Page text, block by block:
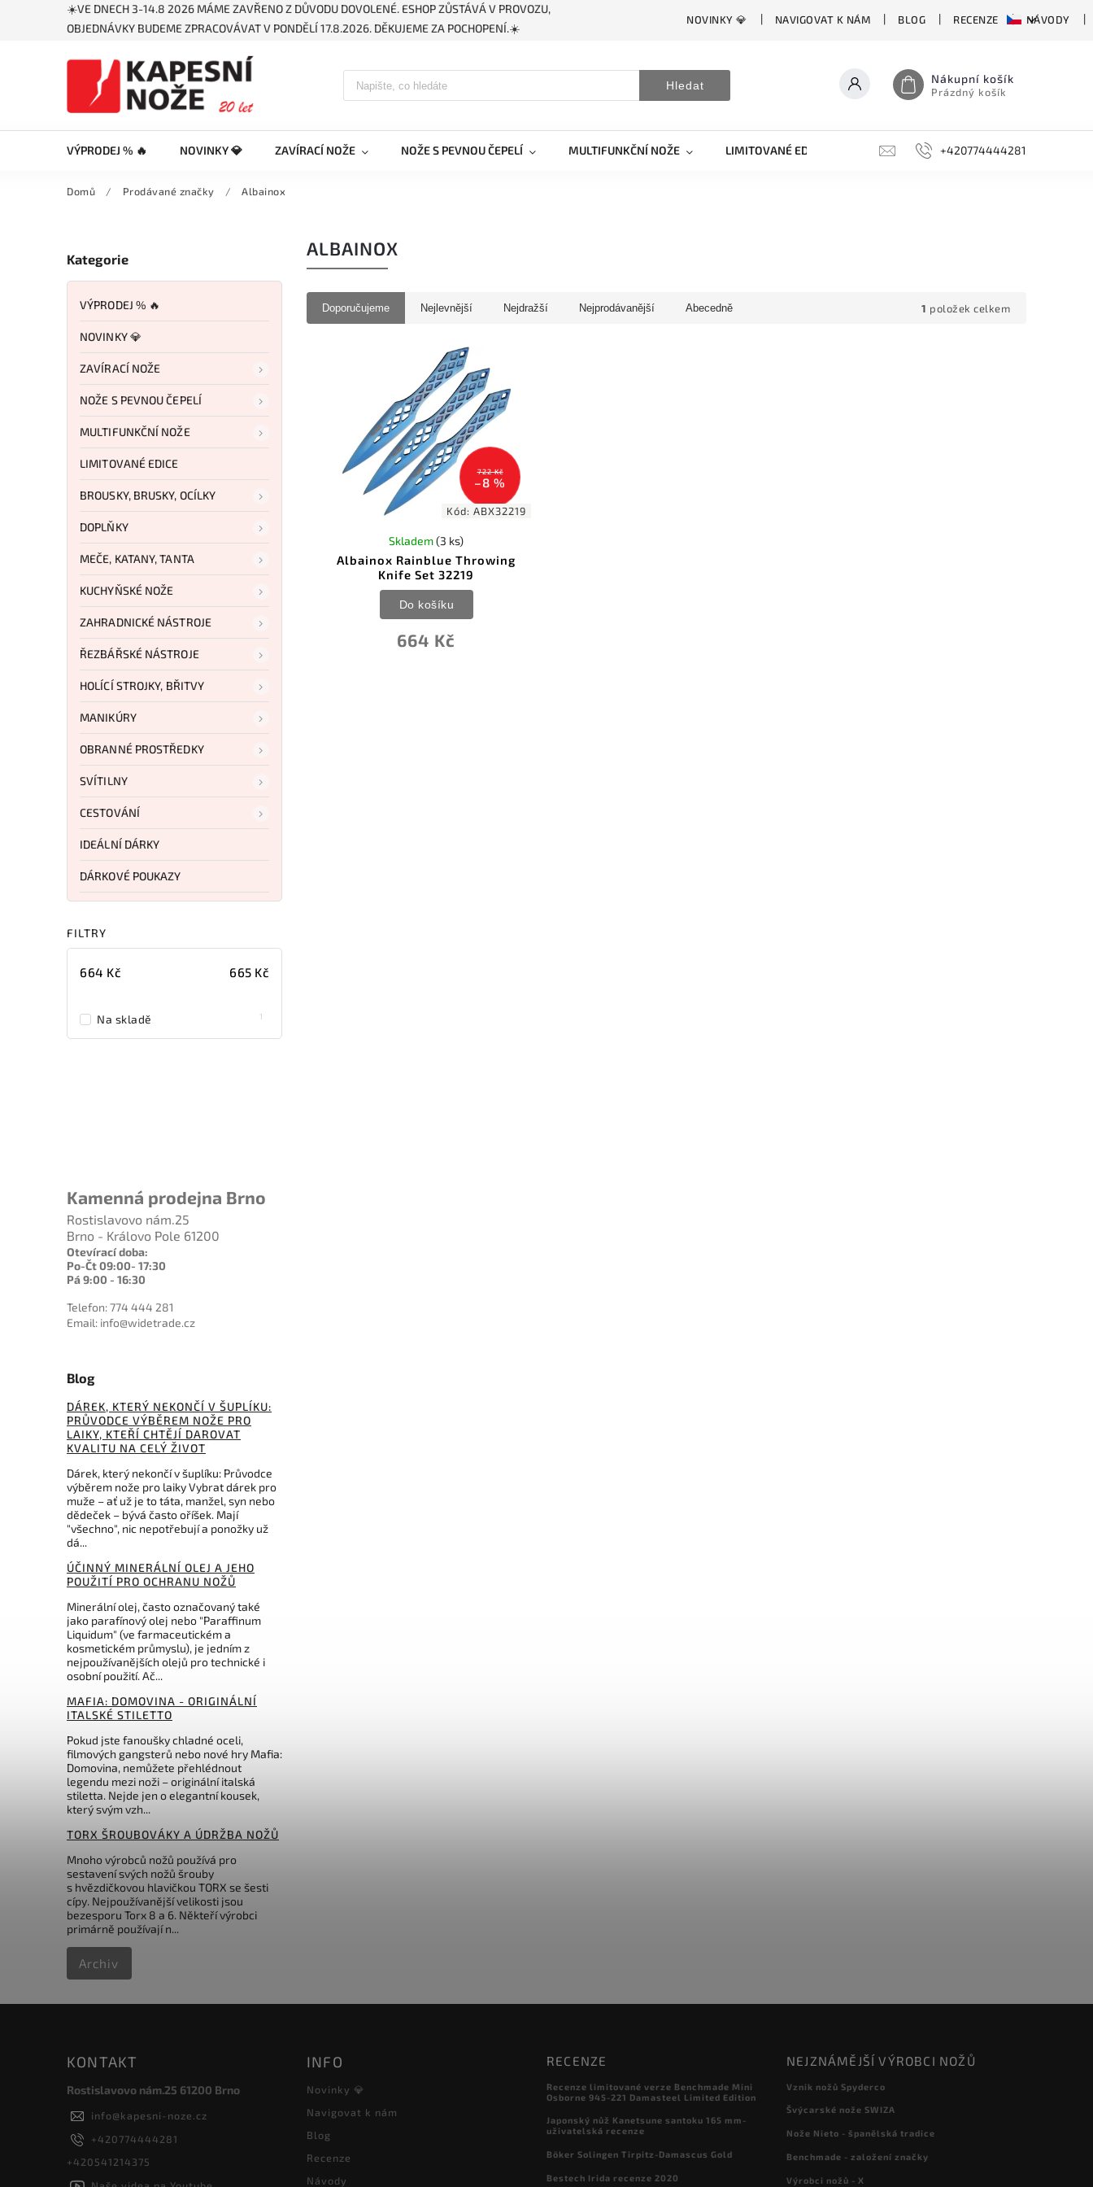
☀️VE DNECH 3-14.8 2026 MÁME ZAVŘENO Z DŮVODU DOVOLENÉ. ESHOP ZŮSTÁVÁ V PROVOZU,
OBJEDNÁVKY BUDEME ZPRACOVÁVAT V PONDĚLÍ 17.8.2026. DĚKUJEME ZA POCHOPENÍ.☀️
NOVINKY 💎 NAVIGOVAT K NÁM BLOG RECENZE NÁVODY
Hledat Nákupní košík
Prázdný košík
VÝPRODEJ % 🔥 NOVINKY 💎 ZAVÍRACÍ NOŽE NOŽE S PEVNOU ČEPELÍ MULTIFUNKČNÍ NOŽE LIMITOVANÉ EDICE BROUSKY, BRUSKY, OCÍLKY
+420774444281
Domů / Prodávané značky / Albainox
Kategorie
VÝPRODEJ % 🔥
NOVINKY 💎
ZAVÍRACÍ NOŽE
NOŽE S PEVNOU ČEPELÍ
MULTIFUNKČNÍ NOŽE
LIMITOVANÉ EDICE
BROUSKY, BRUSKY, OCÍLKY
DOPLŇKY
MEČE, KATANY, TANTA
KUCHYŇSKÉ NOŽE
ZAHRADNICKÉ NÁSTROJE
ŘEZBÁŘSKÉ NÁSTROJE
HOLÍCÍ STROJKY, BŘITVY
MANIKÚRY
OBRANNÉ PROSTŘEDKY
SVÍTILNY
CESTOVÁNÍ
IDEÁLNÍ DÁRKY
DÁRKOVÉ POUKAZY
FILTRY
664 Kč 665 Kč
Na skladě 1
Kamenná prodejna Brno
Rostislavovo nám.25
Brno - Královo Pole 61200
Otevírací doba:
Po-Čt 09:00- 17:30
Pá 9:00 - 16:30
Telefon: 774 444 281
Email: info@widetrade.cz
Blog
DÁREK, KTERÝ NEKONČÍ V ŠUPLÍKU:
PRŮVODCE VÝBĚREM NOŽE PRO
LAIKY, KTEŘÍ CHTĚJÍ DAROVAT
KVALITU NA CELÝ ŽIVOT
Dárek, který nekončí v šuplíku: Průvodce
výběrem nože pro laiky Vybrat dárek pro
muže – ať už je to táta, manžel, syn nebo
dědeček – bývá často oříšek. Mají
"všechno", nic nepotřebují a ponožky už
dá...
ÚČINNÝ MINERÁLNÍ OLEJ A JEHO
POUŽITÍ PRO OCHRANU NOŽŮ
Minerální olej, často označovaný také
jako parafínový olej nebo "Paraffinum
Liquidum" (ve farmaceutickém a
kosmetickém průmyslu), je jedním z
nejpoužívanějších olejů pro technické i
osobní použití. Ač...
MAFIA: DOMOVINA - ORIGINÁLNÍ
ITALSKÉ STILETTO
Pokud jste fanoušky chladné oceli,
filmových gangsterů nebo nové hry Mafia:
Domovina, nemůžete přehlédnout
legendu mezi noži – originální italská
stiletta. Nejde jen o elegantní kousek,
který svým vzh...
TORX ŠROUBOVÁKY A ÚDRŽBA NOŽŮ
Mnoho výrobců nožů používá pro
sestavení svých nožů šrouby
s hvězdičkovou hlavičkou TORX se šesti
cípy. Nejpoužívanější velikosti jsou
bezesporu Torx 8 a 6. Někteří výrobci
primárně používají n...
Archiv
ALBAINOX
Doporučujeme Nejlevnější Nejdražší Nejprodávanější Abecedně 1 položek celkem
722 Kč
–8 %
Kód:ABX32219
Albainox Rainblue Throwing
Knife Set 32219
Skladem(3 ks)
664 Kč
Do košíku
KONTAKT
Rostislavovo nám.25 61200 Brno
info@kapesni-noze.cz
+420774444281
+420541214375
INFO
Novinky 💎
Navigovat k nám
Blog
Recenze
Návody
RECENZE
Recenze limitované verze Benchmade Mini
Osborne 945-221 Damasteel Limited Edition
Japonský nůž Kanetsune santoku 165 mm-
uživatelská recenze
Böker Solingen Tirpitz-Damascus Gold
Bestech Irida recenze 2020
NEJZNÁMĚJŠÍ VÝROBCI NOŽŮ
Vznik nožů Spyderco
Švýcarské nože SWIZA
Nože Nieto - španělská tradice
Benchmade - založení značky
Výrobci nožů - X